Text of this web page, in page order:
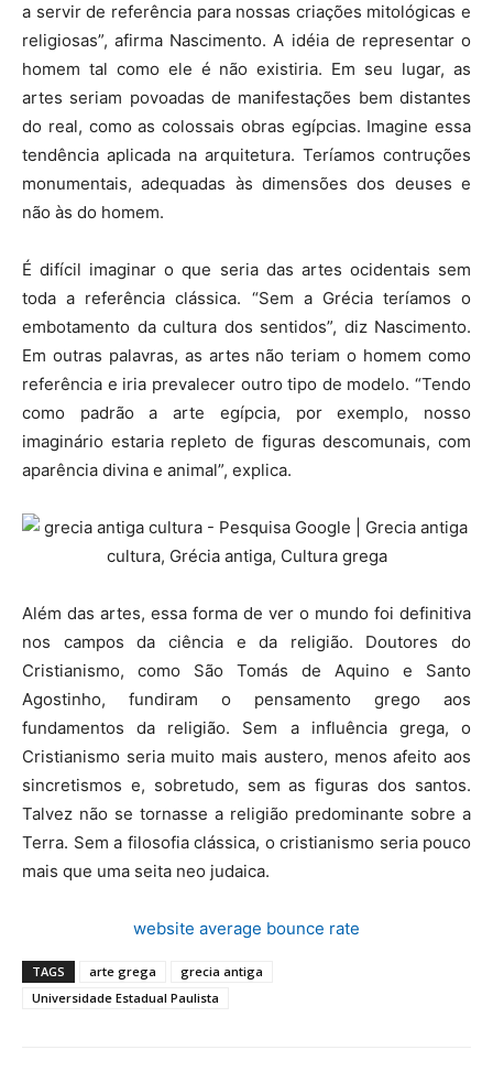
a servir de referência para nossas criações mitológicas e
religiosas”, afirma Nascimento. A idéia de representar o
homem tal como ele é não existiria. Em seu lugar, as
artes seriam povoadas de manifestações bem distantes
do real, como as colossais obras egípcias. Imagine essa
tendência aplicada na arquitetura. Teríamos contruções
monumentais, adequadas às dimensões dos deuses e
não às do homem.
É difícil imaginar o que seria das artes ocidentais sem
toda a referência clássica. “Sem a Grécia teríamos o
embotamento da cultura dos sentidos”, diz Nascimento.
Em outras palavras, as artes não teriam o homem como
referência e iria prevalecer outro tipo de modelo. “Tendo
como padrão a arte egípcia, por exemplo, nosso
imaginário estaria repleto de figuras descomunais, com
aparência divina e animal”, explica.
Além das artes, essa forma de ver o mundo foi definitiva
nos campos da ciência e da religião. Doutores do
Cristianismo, como São Tomás de Aquino e Santo
Agostinho, fundiram o pensamento grego aos
fundamentos da religião. Sem a influência grega, o
Cristianismo seria muito mais austero, menos afeito aos
sincretismos e, sobretudo, sem as figuras dos santos.
Talvez não se tornasse a religião predominante sobre a
Terra. Sem a filosofia clássica, o cristianismo seria pouco
mais que uma seita neo judaica.
website average bounce rate
TAGS arte grega
grecia antiga
Universidade Estadual Paulista